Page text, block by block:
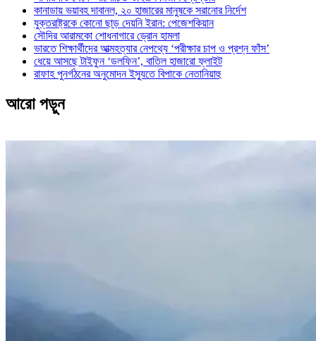
কানাডায় ভয়াবহ দাবানল, ২০ হাজারের মানুষকে সরানোর নির্দেশ
যুক্তরাষ্ট্রকে কোনো ছাড় দেয়নি ইরান: পেজেশকিয়ান
সৌদির আরামকো শোধনাগারে ড্রোন হামলা
ভারতে শিক্ষার্থীদের আত্মহত্যার নেপথ্যে ‘পরীক্ষার চাপ ও প্রশ্ন ফাঁস’
ধেয়ে আসছে টাইফুন ‘ডলফিন’, বাতিল হাজারো ফ্লাইট
রাফাহ পুনর্গঠনের অনুমোদন ইস্যুতে বিপাকে নেতানিয়াহু
আরো পড়ুন